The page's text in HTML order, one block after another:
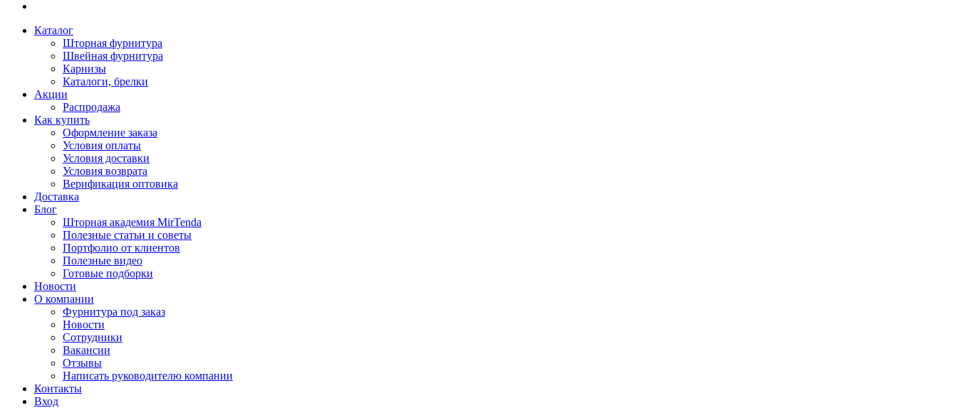
Каталог
Шторная фурнитура
Швейная фурнитура
Карнизы
Каталоги, брелки
Акции
Распродажа
Как купить
Оформление заказа
Условия оплаты
Условия доставки
Условия возврата
Верификация оптовика
Доставка
Блог
Шторная академия MirTenda
Полезные статьи и советы
Портфолио от клиентов
Полезные видео
Готовые подборки
Новости
О компании
Фурнитура под заказ
Новости
Сотрудники
Вакансии
Отзывы
Написать руководителю компании
Контакты
Вход